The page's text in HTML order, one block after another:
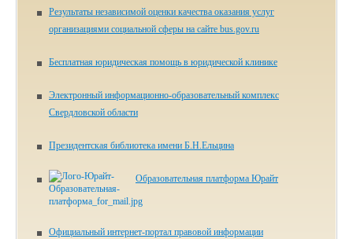
Результаты независимой оценки качества оказания услуг
организациями социальной сферы на сайте bus.gov.ru
Бесплатная юридическая помощь в юридической клинике
Электронный информационно-образовательный комплекс
Свердловской области
Президентская библиотека имени Б.Н.Ельцина
Образовательная платформа Юрайт
Официальный интернет-портал правовой информации